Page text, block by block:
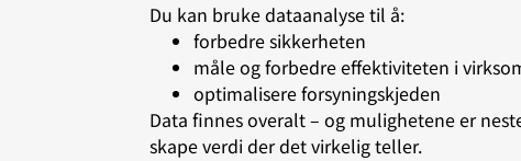
Du kan bruke dataanalyse til å:
forbedre sikkerheten
måle og forbedre effektiviteten i
optimalisere forsyningskjeden
Data finnes overalt – og mulighetene er
skape verdi der det virkelig teller.